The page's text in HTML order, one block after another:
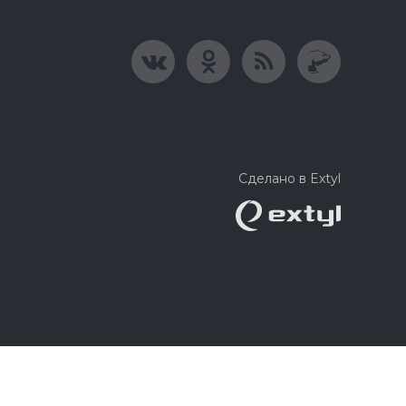
Сделано в Extyl